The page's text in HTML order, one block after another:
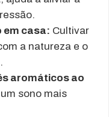
em casa: Cultivar
a natureza e o
aromáticos ao
sono mais